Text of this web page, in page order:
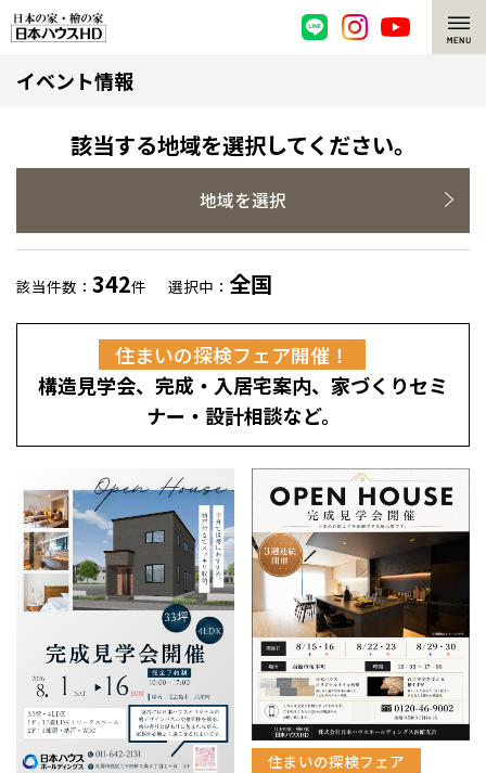
脱炭素・檜の家
環境にやさしい、脱炭素社会の住宅
耐震構造
高耐久住宅
高断熱・高気密の家
エネルギー自給自足
感謝訪問・長期保証
直営工事
1メーターモジュール
冷暖房標準装備
24時間対応コールセンター
選ばれる理由
檜の魅力 トップ
檜と日本人
1000年を超えて生きる檜
知られざる檜の効果・作用
理想の木材「檜」
注文住宅
グレートステージ
平屋の家
外観・インテリア集
暮らし方提案
住まいのコラム
リフォーム トップ
選ばれる理由
リフォームの流れ
介護保険利用で快適リフォーム
賃貸併用住宅のメリット
安心のサポートシステム
展示場案内
分譲住宅・土地
分譲マンション
分譲マンション トップ
ワザックとは
高い信頼性
会社情報
会社情報 トップ
お問い合わせ
イベント情報
該当する地域を選択してください。
地域を選択
該当件数： 342件 選択中： 全国
住まいの探検フェア開催！
構造見学会、完成・入居宅案内、家づくりセミ
ナー・設計相談など。
住まいの探検フェア